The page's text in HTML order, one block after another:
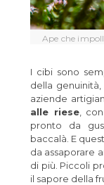
Ape che
I cibi sono
della
aziende
alle riese,
pronto da
baccalà. E
da assaporare
di più. Piccoli
il sapore della